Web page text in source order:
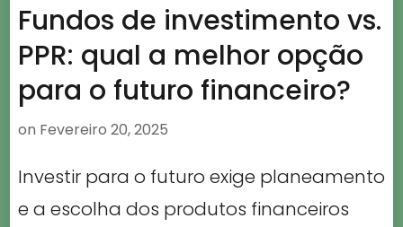
Fundos de investimento vs.
PPR: qual a melhor opção
para o futuro financeiro?
on Fevereiro 20, 2025
Investir para o futuro exige planeamento
e a escolha dos produtos financeiros